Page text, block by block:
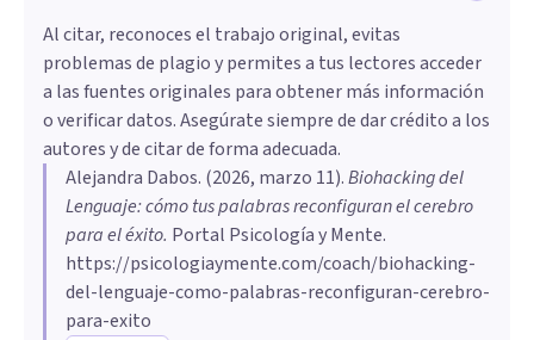
Al citar, reconoces el trabajo original, evitas
problemas de plagio y permites a tus lectores acceder
a las fuentes originales para obtener más información
o verificar datos. Asegúrate siempre de dar crédito a los
autores y de citar de forma adecuada.
Alejandra Dabos. (2026, marzo 11).Biohacking del
Lenguaje: cómo tus palabras reconfiguran el cerebro
para el éxito. Portal Psicología y Mente.
https://psicologiaymente.com/coach/biohacking-
del-lenguaje-como-palabras-reconfiguran-cerebro-
para-exito